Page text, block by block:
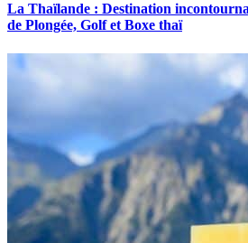
La Thaïlande : Destination
de Plongée, Golf et Boxe thaï